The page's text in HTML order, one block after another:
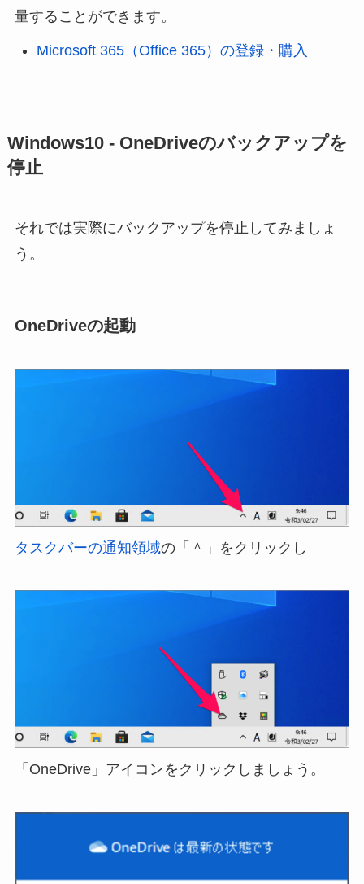
量することができます。
Microsoft 365（Office 365）の登録・購入
Windows10 - OneDriveのバックアップを
停止
それでは実際にバックアップを停止してみましょ
う。
OneDriveの起動
タスクバーの通知領域の「＾」をクリックし
「OneDrive」アイコンをクリックしましょう。